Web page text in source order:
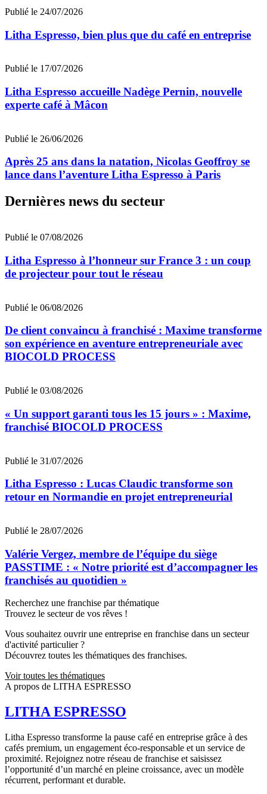
Publié le 24/07/2026
Litha Espresso, bien plus que du café en entreprise
Publié le 17/07/2026
Litha Espresso accueille Nadège Pernin, nouvelle
experte café à Mâcon
Publié le 26/06/2026
Après 25 ans dans la natation, Nicolas Geoffroy se
lance dans l’aventure Litha Espresso à Paris
Dernières news du secteur
Publié le 07/08/2026
Litha Espresso à l’honneur sur France 3 : un coup
de projecteur pour tout le réseau
Publié le 06/08/2026
De client convaincu à franchisé : Maxime transforme
son expérience en aventure entrepreneuriale avec
BIOCOLD PROCESS
Publié le 03/08/2026
« Un support garanti tous les 15 jours » : Maxime,
franchisé BIOCOLD PROCESS
Publié le 31/07/2026
Litha Espresso : Lucas Claudic transforme son
retour en Normandie en projet entrepreneurial
Publié le 28/07/2026
Valérie Vergez, membre de l’équipe du siège
PASSTIME : « Notre priorité est d’accompagner les
franchisés au quotidien »
Recherchez une franchise par thématique
Trouvez le secteur de vos rêves !
Vous souhaitez ouvrir une entreprise en franchise dans un secteur
d'activité particulier ?
Découvrez toutes les thématiques des franchises.
Voir toutes les thématiques
A propos de LITHA ESPRESSO
LITHA ESPRESSO
Litha Espresso transforme la pause café en entreprise grâce à des
cafés premium, un engagement éco-responsable et un service de
proximité. Rejoignez notre réseau de franchise et saisissez
l’opportunité d’un marché en pleine croissance, avec un modèle
récurrent, performant et durable.